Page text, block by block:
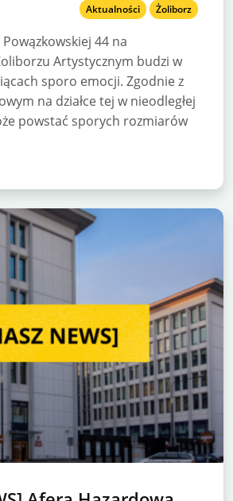
Aktualności Żoliborz
Powązkowskiej 44 na
Artystycznym budzi w
sporo emocji. Zgodnie z
na działce tej w nieodległej
powstać sporych rozmiarów